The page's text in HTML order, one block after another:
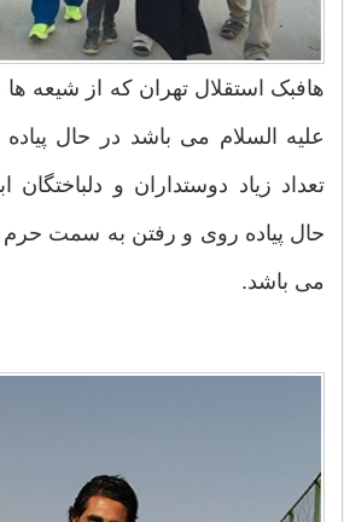
هافبک استقلال تهران که از شیعه ها
علیه السلام می باشد در حال
تعداد زیاد دوستداران و دلباختگان
حال پیاده روی و رفتن به سمت حرم
می باشد.